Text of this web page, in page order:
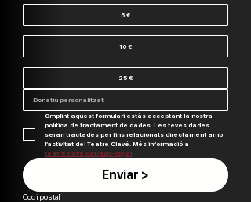
5 €
10 €
25 €
Omplint aquest formulari estàs acceptant la nostra
política de tractament de dades. Les teves dades
seran tractades per fins relacionats directament amb
teatreclave.cat/avis-legal
Enviar >
Codi postal